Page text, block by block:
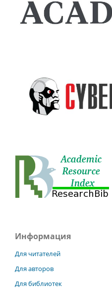
Информация
Для читателей
Для авторов
Для библиотек